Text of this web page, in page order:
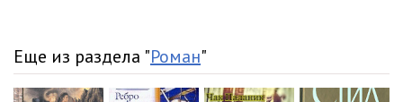
Еще из раздела "Роман"